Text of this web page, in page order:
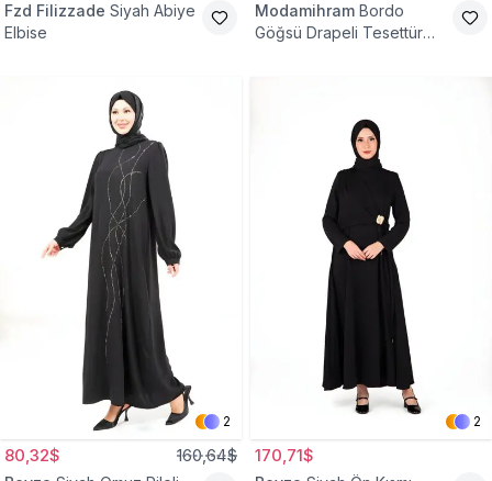
Fzd Filizzade Siyah Abiye
Elbise
Modamihram Bordo
Göğsü Drapeli Tesettür
2
80,32$ 160,64$
2
170,71$